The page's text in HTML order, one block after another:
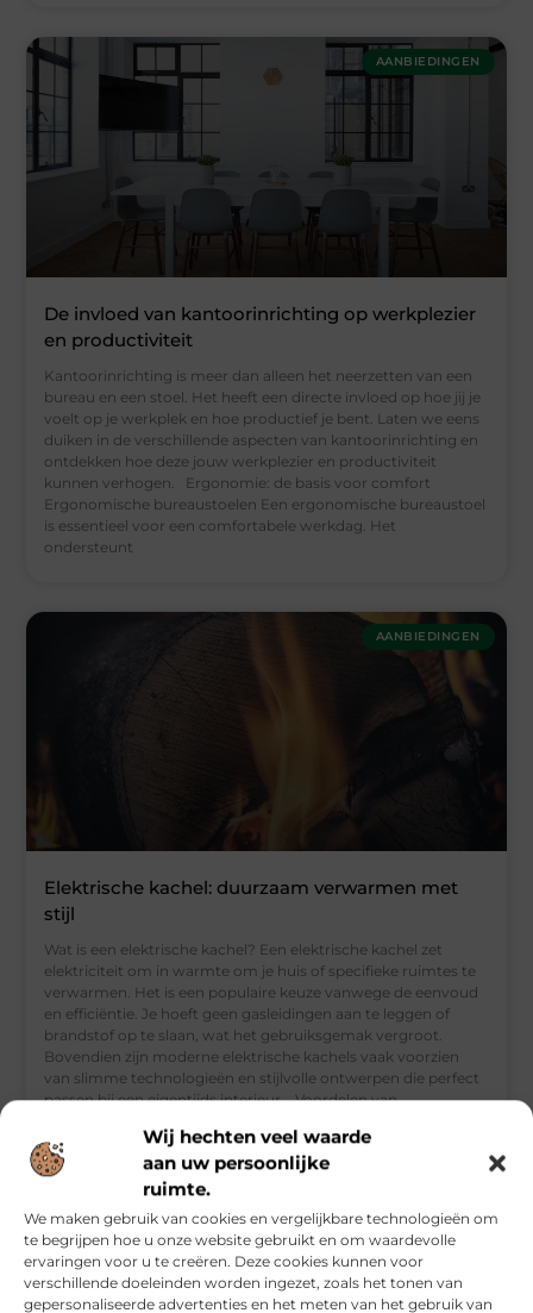
Wij hechten veel waarde
aan uw persoonlijke
ruimte.
We maken gebruik van cookies en vergelijkbare technologieën om
te begrijpen hoe u onze website gebruikt en om waardevolle
ervaringen voor u te creëren. Deze cookies kunnen voor
verschillende doeleinden worden ingezet, zoals het tonen van
gepersonaliseerde advertenties en het meten van het gebruik van
AANBIEDINGEN
De invloed van kantoorinrichting op werkplezier
en productiviteit
Kantoorinrichting is meer dan alleen het neerzetten van een
bureau en een stoel. Het heeft een directe invloed op hoe jij je
voelt op je werkplek en hoe productief je bent. Laten we eens
duiken in de verschillende aspecten van kantoorinrichting en
ontdekken hoe deze jouw werkplezier en productiviteit
kunnen verhogen. Ergonomie: de basis voor comfort
Ergonomische bureaustoelen Een ergonomische bureaustoel
is essentieel voor een comfortabele werkdag. Het
ondersteunt
AANBIEDINGEN
Elektrische kachel: duurzaam verwarmen met
stijl
Wat is een elektrische kachel? Een elektrische kachel zet
elektriciteit om in warmte om je huis of specifieke ruimtes te
verwarmen. Het is een populaire keuze vanwege de eenvoud
en efficiëntie. Je hoeft geen gasleidingen aan te leggen of
brandstof op te slaan, wat het gebruiksgemak vergroot.
Bovendien zijn moderne elektrische kachels vaak voorzien
van slimme technologieën en stijlvolle ontwerpen die perfect
passen bij een eigentijds interieur. Voordelen van